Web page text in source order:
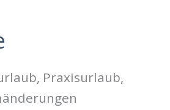
Praxisurlaub,